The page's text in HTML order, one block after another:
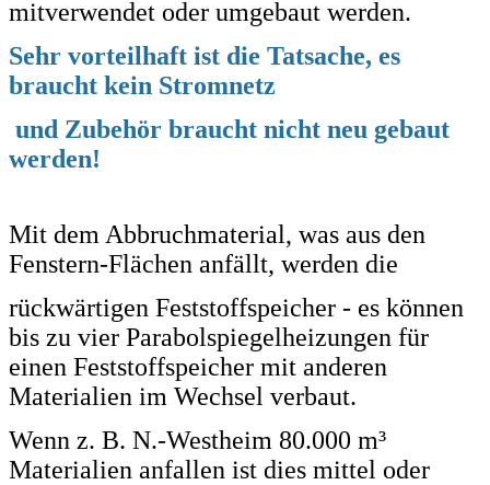
mitverwendet oder umgebaut werden.
Sehr vorteilhaft ist die Tatsache, es
braucht kein Stromnetz
und Zubehör braucht nicht neu gebaut
werden!
Mit dem Abbruchmaterial, was aus den
Fenstern-Flächen anfällt, werden die
rückwärtigen Feststoffspeicher - es können
bis zu vier Parabolspiegelheizungen für
einen Feststoffspeicher mit anderen
Materialien im Wechsel verbaut.
Wenn z. B. N.-Westheim 80.000 m³
Materialien anfallen ist dies mittel oder